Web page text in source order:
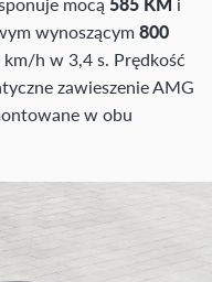
wynoszącym800
h w 3,4 s. Prędkość
zawieszenie AMG
w obu